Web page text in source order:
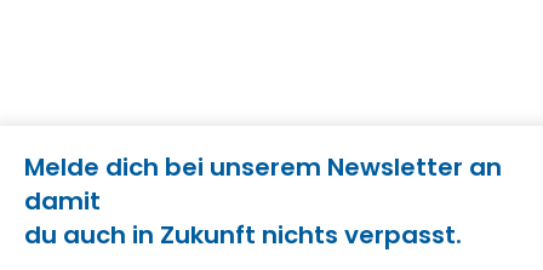
Melde dich bei unserem Newsletter an
damit
du auch in Zukunft nichts verpasst.